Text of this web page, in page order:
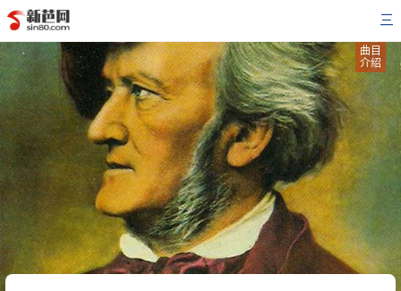
三
曲目
介绍